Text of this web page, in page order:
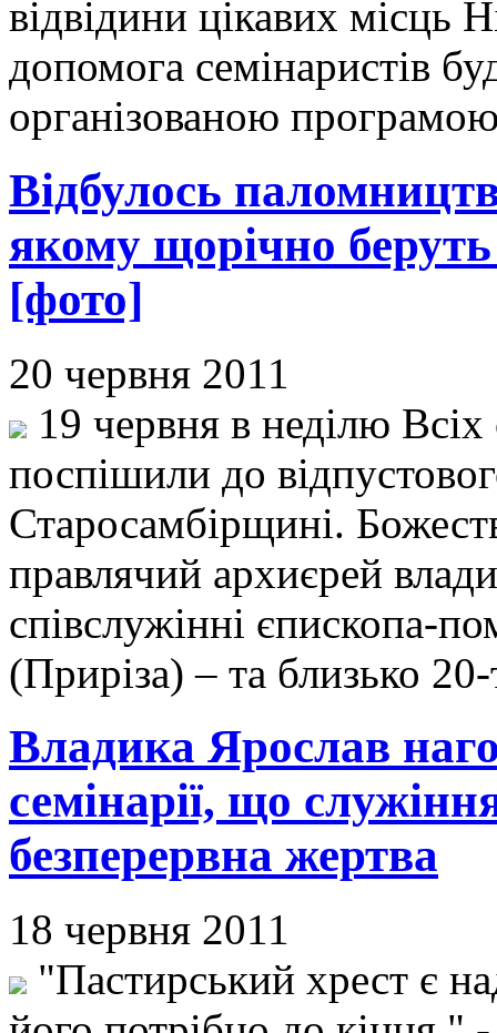
відвідини цікавих місць
допомога семінаристів
організованою
Відбулось
якому щорічно
[фото]
20 червня 2011
19 червня в неділю Всіх
поспішили до
Старосамбірщині.
правлячий архиєрей
співслужінні єпископа-
(Приріза) – та близько
Владика Ярослав
семінарії, що
безперервна жертва
18 червня 2011
"Пастирський хрест є